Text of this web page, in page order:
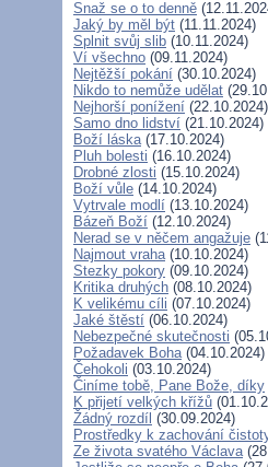
Snaž se o to denně
Jaký by měl být (11.11.2024)
Splnit svůj slib (10.11.2024)
Ví všechno (09.11.2024)
Nejtěžší pokání (30.10.2024)
Nikdo to nemůže udělat
Nejhorší ponížení (22.10.2024)
Samo dno lidství (21.10.2024)
Boží láska(17.10.2024)
Pluh bolesti (16.10.2024)
Drobné zlosti (15.10.2024)
Boží vůle (14.10.2024)
Vytrvale modlí (13.10.2024)
Bázeň Boží (12.10.2024)
Nerad se v něčem angažuje
Najmout vraha(10.10.2024)
Stezky pokory (09.10.2024)
Kritika druhých (08.10.2024)
K velikému cíli (07.10.2024)
Jaké štěstí (06.10.2024)
Nebezpečné skutečnosti
Požadavek Boha(04.10.2024)
Čehokoli (03.10.2024)
Činíme tobě, Pane Bože, díky
K přijetí velkých křížů
Žádný rozdíl (30.09.2024)
Prostředky k zachování
Ze života svatého Václava